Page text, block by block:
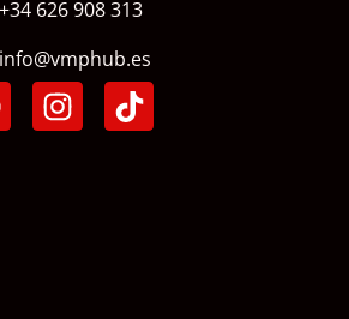
+34 626 908 313
info@vmphub.es